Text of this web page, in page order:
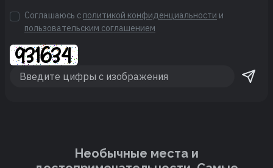
Соглашаюсь с политикой конфиденциальности и
пользовательским соглашением
Необычные места и